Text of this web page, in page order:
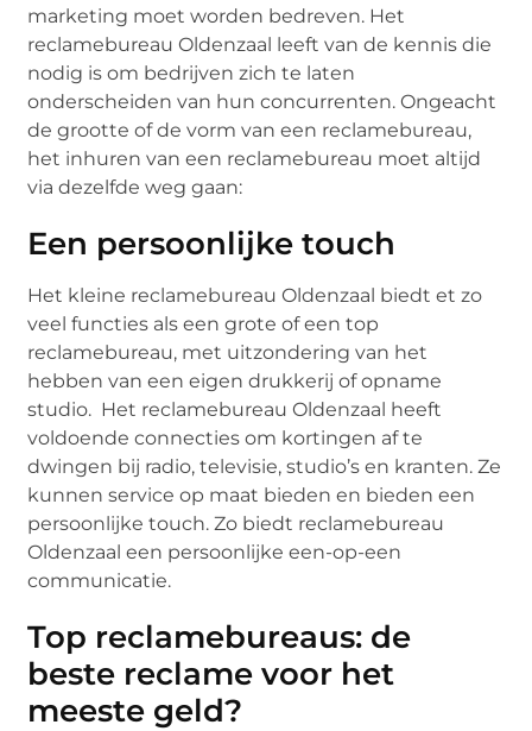
marketing moet worden bedreven. Het
reclamebureau Oldenzaal leeft van de kennis die
nodig is om bedrijven zich te laten
onderscheiden van hun concurrenten. Ongeacht
de grootte of de vorm van een reclamebureau,
het inhuren van een reclamebureau moet altijd
via dezelfde weg gaan:
Een persoonlijke touch
Het kleine reclamebureau Oldenzaal biedt et zo
veel functies als een grote of een top
reclamebureau, met uitzondering van het
hebben van een eigen drukkerij of opname
studio. Het reclamebureau Oldenzaal heeft
voldoende connecties om kortingen af te
dwingen bij radio, televisie, studio’s en kranten. Ze
kunnen service op maat bieden en bieden een
persoonlijke touch. Zo biedt reclamebureau
Oldenzaal een persoonlijke een-op-een
communicatie.
Top reclamebureaus: de
beste reclame voor het
meeste geld?